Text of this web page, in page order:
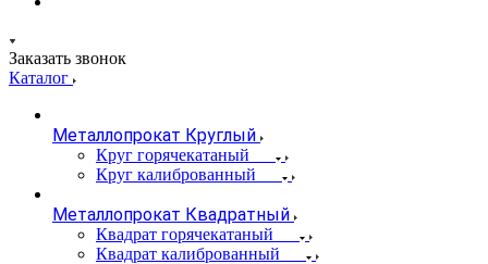
Заказать звонок
Каталог
Металлопрокат Круглый
Круг горячекатаный
Круг калиброванный
Металлопрокат Квадратный
Квадрат горячекатаный
Квадрат калиброванный